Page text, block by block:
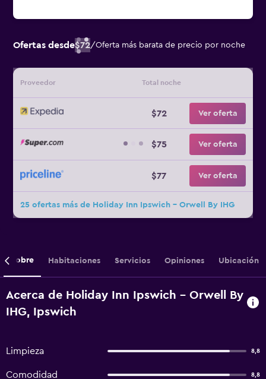
Ofertas desde$72/Oferta más barata de precio por noche
Proveedor Total noche
$72 Ver oferta
$75 Ver oferta
$77 Ver oferta
25 ofertas más de Holiday Inn Ipswich - Orwell By IHG
Sobre Habitaciones Servicios Opiniones Ubicación
Acerca de Holiday Inn Ipswich - Orwell By
IHG, Ipswich
Limpieza 8,8
Comodidad 8,8